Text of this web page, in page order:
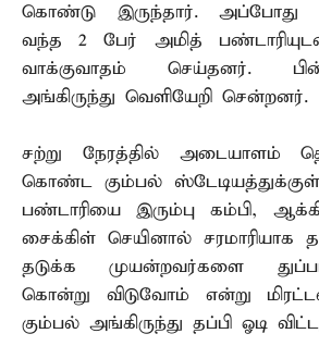
கொண்டு இருந்தார். அப்போது
வந்த 2 பேர் அமித்
வாக்குவாதம் செய்தனர்.
அங்கிருந்து வெளியேறி சென்றனர்.
சற்று நேரத்தில் அடையாளம்
கொண்ட கும்பல்
பண்டாரியை இரும்பு கம்பி,
சைக்கிள் செயினால் சரமாரியாக
தடுக்க முயன்றவர்களை
கொன்று விடுவோம் என்று
கும்பல் அங்கிருந்து தப்பி ஓடி